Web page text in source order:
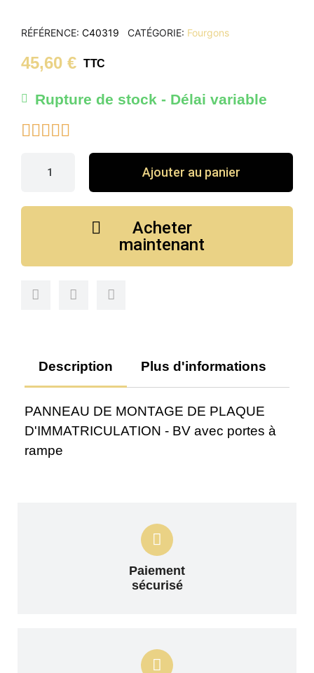
RÉFÉRENCE C40319 CATÉGORIE Fourgons
45,60 € TTC
Rupture de stock - Délai variable

Ajouter au panier
Acheter
maintenant
Description Plus d'informations
PANNEAU DE MONTAGE DE PLAQUE
D'IMMATRICULATION - BV avec portes à
rampe
Paiement
sécurisé